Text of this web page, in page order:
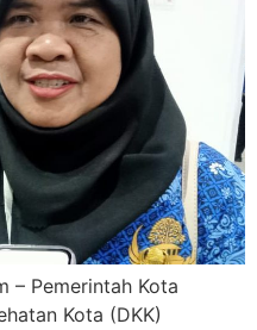
– Pemerintah Kota
Kota (DKK)